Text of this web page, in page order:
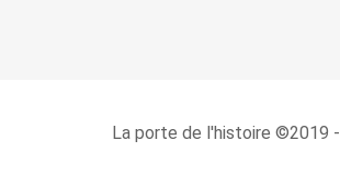
La porte de l'histoire ©2019 -